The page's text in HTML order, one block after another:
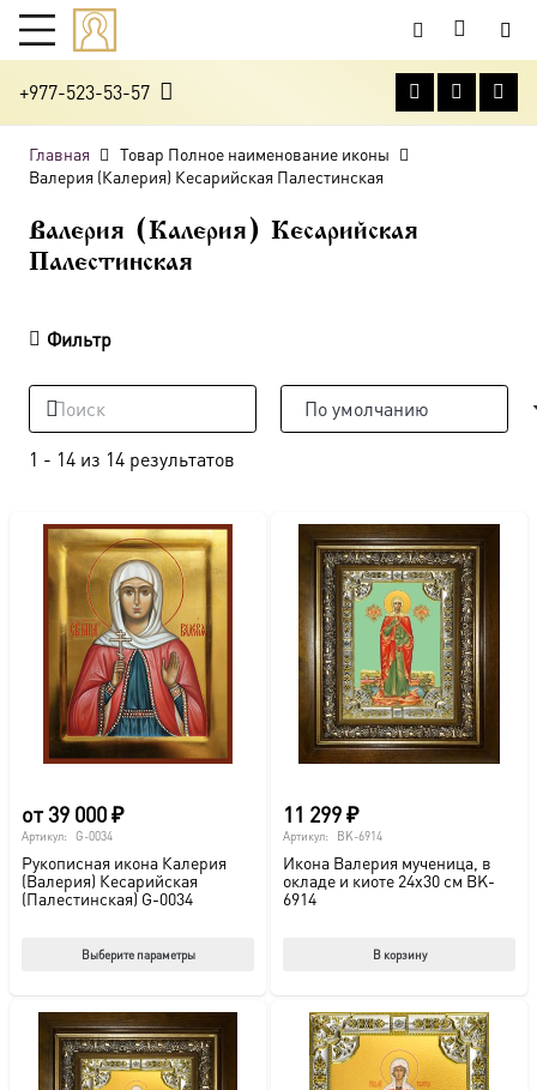
+977-523-53-57
Главная
Товар Полное наименование иконы
Валерия (Калерия) Кесарийская Палестинская
Валерия (Калерия) Кесарийская
Палестинская
Фильтр
1 - 14 из 14 результатов
от39 000₽
Артикул: G-0034
Рукописная икона Калерия
(Валерия) Кесарийская
(Палестинская) G-0034
Выберите параметры
11 299₽
Артикул: BK-6914
Икона Валерия мученица, в
окладе и киоте 24х30 см BK-
6914
В корзину